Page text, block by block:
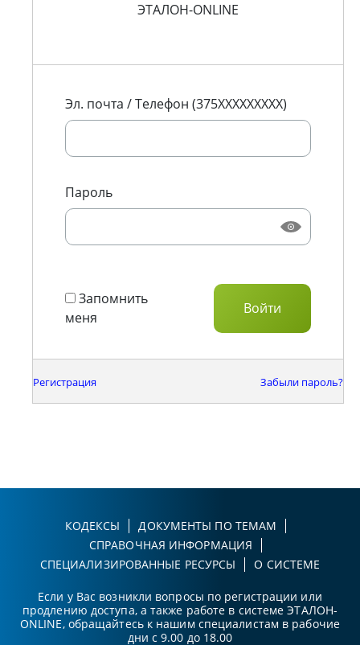
ЭТАЛОН-ONLINE
Эл. почта / Телефон (375XXXXXXXXX)
Пароль
Запомнить
меня
Регистрация Забыли пароль?
КОДЕКСЫ
ДОКУМЕНТЫ ПО ТЕМАМ
СПРАВОЧНАЯ ИНФОРМАЦИЯ
СПЕЦИАЛИЗИРОВАННЫЕ РЕСУРСЫ
О СИСТЕМЕ
Если у Вас возникли вопросы по регистрации или
продлению доступа, а также работе в системе ЭТАЛОН-
ONLINE, обращайтесь к нашим специалистам в рабочие
дни с 9.00 до 18.00